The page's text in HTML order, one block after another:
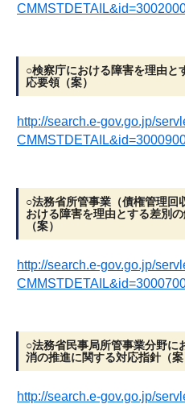
○検察庁における障害を理由と
応要領（案）
http://search.e-gov.go.jp/
○法務省所管事業（債権管理回
おける障害を理由とする差別
（案）
http://search.e-gov.go.jp/
○法務省民事局所管事業分野に
消の推進に関する対応指針（案
http://search.e-gov.go.jp/